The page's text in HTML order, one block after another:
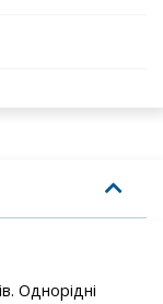
Однорідні